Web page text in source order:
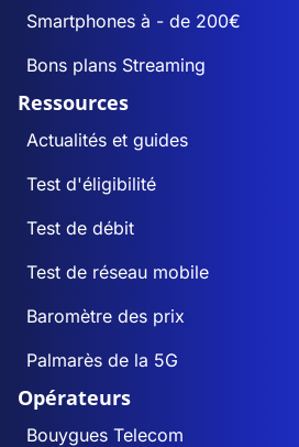
Smartphones à - de 200€
Bons plans Streaming
Ressources
Actualités et guides
Test d'éligibilité
Test de débit
Test de réseau mobile
Baromètre des prix
Palmarès de la 5G
Opérateurs
Bouygues Telecom